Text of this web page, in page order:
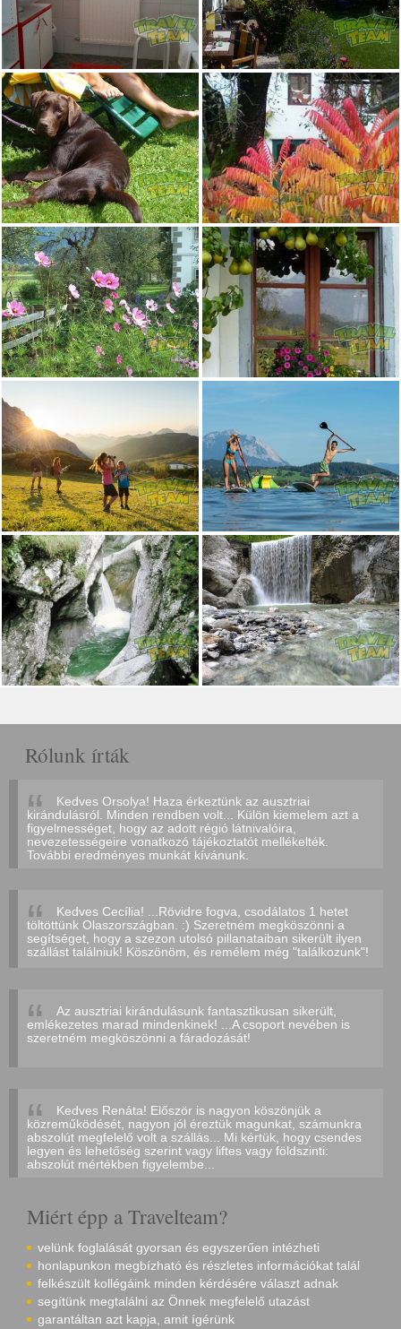
Rólunk írták
Kedves Orsolya! Haza érkeztünk az ausztriai
kirándulásról. Minden rendben volt... Külön kiemelem azt a
figyelmességet, hogy az adott régió látnivalóira,
nevezetességeire vonatkozó tájékoztatót mellékelték.
További eredményes munkát kívánunk.
Kedves Cecília! ...Rövidre fogva, csodálatos 1 hetet
töltöttünk Olaszországban. :) Szeretném megköszönni a
segítséget, hogy a szezon utolsó pillanataiban sikerült ilyen
szállást találniuk! Köszönöm, és remélem még "találkozunk"!
Az ausztriai kirándulásunk fantasztikusan sikerült,
emlékezetes marad mindenkinek! ...A csoport nevében is
szeretném megköszönni a fáradozását!
Kedves Renáta! Először is nagyon köszönjük a
közreműködését, nagyon jól éreztük magunkat, számunkra
abszolút megfelelő volt a szállás... Mi kértük, hogy csendes
legyen és lehetőség szerint vagy liftes vagy földszinti:
abszolút mértékben figyelembe...
Miért épp a Travelteam?
velünk foglalását gyorsan és egyszerűen intézheti
honlapunkon megbízható és részletes információkat talál
felkészült kollégáink minden kérdésére választ adnak
segítünk megtalálni az Önnek megfelelő utazást
garantáltan azt kapja, amit ígérünk